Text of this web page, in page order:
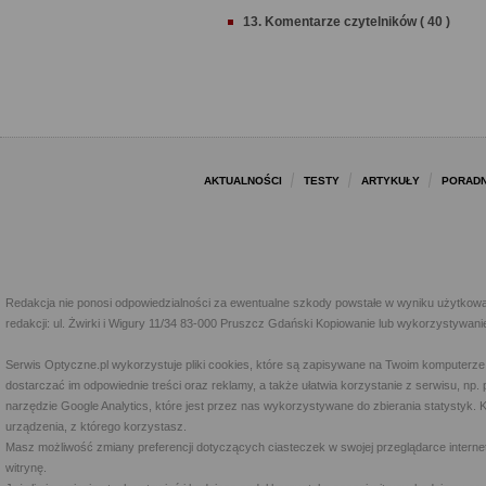
13. Komentarze czytelników ( 40 )
AKTUALNOŚCI TESTY ARTYKUŁY
Redakcja nie ponosi odpowiedzialności za ewentualne szkody powstałe w wyniku
redakcji: ul. Żwirki i Wigury 11/34 83-000 Pruszcz Gdański Kopiowanie lub
Serwis Optyczne.pl wykorzystuje pliki cookies, które są zapisywane na Twoim
dostarczać im odpowiednie treści oraz reklamy, a także ułatwia korzystanie z serwisu,
narzędzie Google Analytics, które jest przez nas wykorzystywane do zbierania statystyk.
urządzenia, z którego korzystasz.
Masz możliwość zmiany preferencji dotyczących ciasteczek w swojej przeglądarce
witrynę.